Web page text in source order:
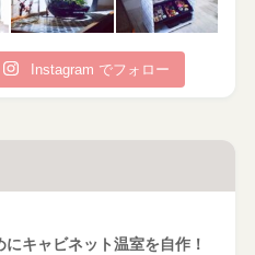
Instagram でフォロー
キャビネット温室を自作！